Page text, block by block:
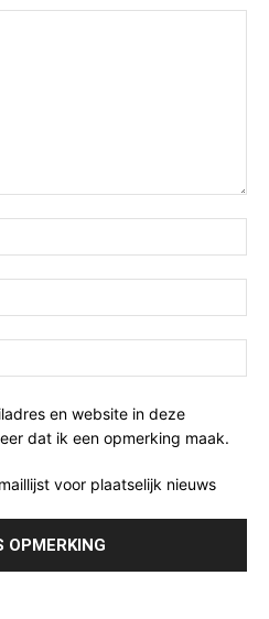
en website in deze
dat ik een opmerking maak.
voor plaatselijk nieuws